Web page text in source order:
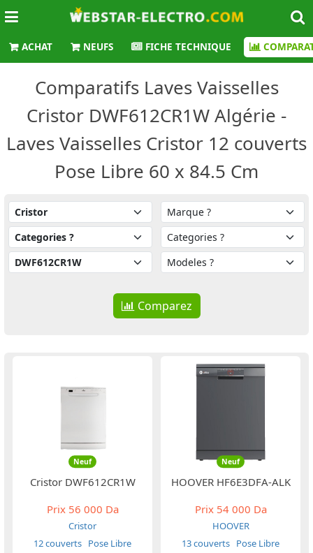
ACHAT NEUFS FICHE TECHNIQUE
Comparatifs Laves Vaisselles
Cristor DWF612CR1W Algérie -
Laves Vaisselles Cristor 12 couverts
Pose Libre 60 x 84.5 Cm
Comparez
Neuf
Cristor DWF612CR1W
Prix56 000 Da
Cristor
12 couverts Pose Libre
Neuf
HOOVER HF6E3DFA-ALK
Prix54 000 Da
HOOVER
13 couverts Pose Libre